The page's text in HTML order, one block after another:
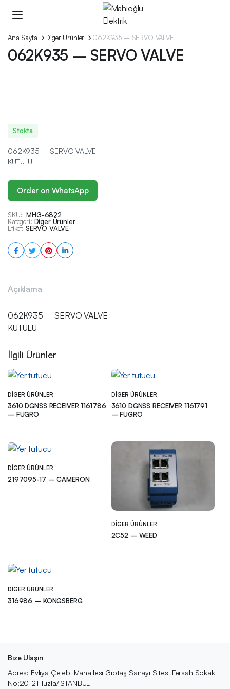
Ana Sayfa Diger Ürünler 062K935 – SERVO VALVE
062K935 – SERVO VALVE
Stokta
062K935 – SERVO VALVE
KUTULU
Order on WhatsApp
SKU: MHG-6822
Kategori: Diger Ürünler
Etiket: SERVO VALVE
Açıklama
062K935 – SERVO VALVE
KUTULU
İlgili Ürünler
DIGER ÜRÜNLER
3610 DGNSS RECEIVER 1161786
– FUGRO
DIGER ÜRÜNLER
3610 DGNSS RECEIVER 1161791
– FUGRO
DIGER ÜRÜNLER
2197095-17 – CAMERON
DIGER ÜRÜNLER
2C52 – WEED
DIGER ÜRÜNLER
316986 – KONGSBERG
Bize Ulaşın
Adres: Evliya Çelebi Mahallesi Giptaş Sanayi Sitesi Fersah Sokak
No:20-21 Tuzla/İSTANBUL